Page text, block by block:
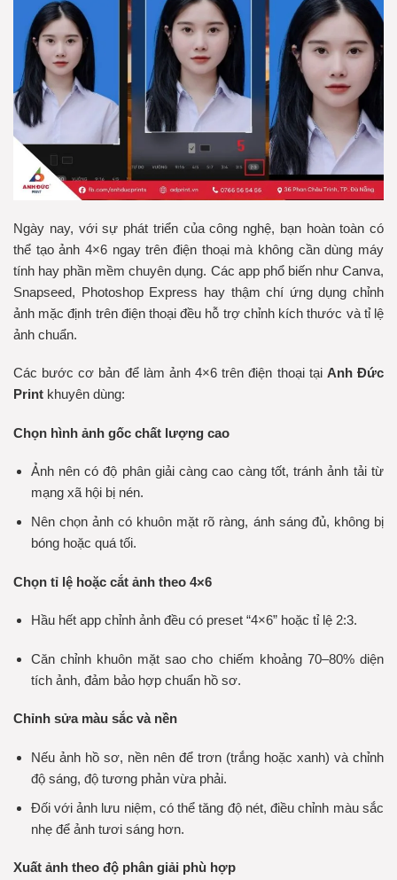
Ngày nay, với sự phát triển của công nghệ, bạn hoàn toàn có
thể tạo ảnh 4×6 ngay trên điện thoại mà không cần dùng máy
tính hay phần mềm chuyên dụng. Các app phổ biến như Canva,
Snapseed, Photoshop Express hay thậm chí ứng dụng chỉnh
ảnh mặc định trên điện thoại đều hỗ trợ chỉnh kích thước và tỉ lệ
ảnh chuẩn.
Các bước cơ bản để làm ảnh 4×6 trên điện thoại tại Anh Đức
Print khuyên dùng:
Chọn hình ảnh gốc chất lượng cao
Ảnh nên có độ phân giải càng cao càng tốt, tránh ảnh tải từ
mạng xã hội bị nén.
Nên chọn ảnh có khuôn mặt rõ ràng, ánh sáng đủ, không bị
bóng hoặc quá tối.
Chọn tỉ lệ hoặc cắt ảnh theo 4×6
Hầu hết app chỉnh ảnh đều có preset “4×6” hoặc tỉ lệ 2:3.
Căn chỉnh khuôn mặt sao cho chiếm khoảng 70–80% diện
tích ảnh, đảm bảo hợp chuẩn hồ sơ.
Chỉnh sửa màu sắc và nền
Nếu ảnh hồ sơ, nền nên để trơn (trắng hoặc xanh) và chỉnh
độ sáng, độ tương phản vừa phải.
Đối với ảnh lưu niệm, có thể tăng độ nét, điều chỉnh màu sắc
nhẹ để ảnh tươi sáng hơn.
Xuất ảnh theo độ phân giải phù hợp